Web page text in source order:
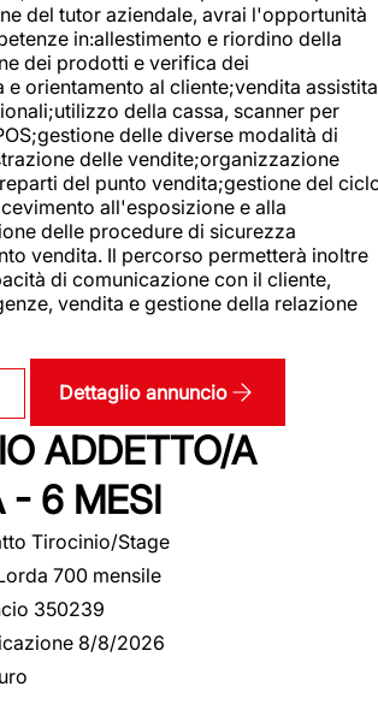
del tutor aziendale, avrai l'opportunità
in:allestimento e riordino della
dei prodotti e verifica dei
e orientamento al cliente;vendita assistita
della cassa, scanner per
delle diverse modalità di
delle vendite;organizzazione
del punto vendita;gestione del
all'esposizione e alla
delle procedure di sicurezza
vendita. Il percorso permetterà inoltre
di comunicazione con il cliente,
vendita e gestione della relazione
Dettaglio annuncio
ADDETTO/A
- 6 MESI
Tirocinio/Stage
700 mensile
350239
8/8/2026